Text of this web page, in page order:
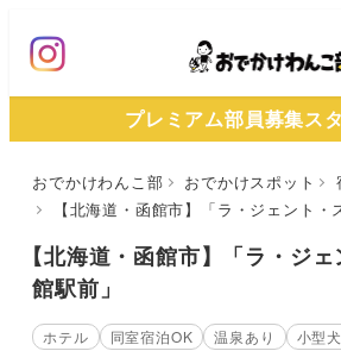
ン
プレミアム部員募集ス
おでかけわんこ部 おでかけスポット
【北海道・函館市】「ラ・ジェント・
【北海道・函館市】「ラ・ジ
館駅前」
ホテル 同室宿泊OK 温泉あり 小型